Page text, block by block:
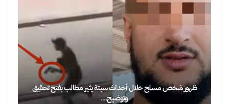
ظهور شخص مسلح خلال أحداث سبتة يثير مطالب بفتح تحقيق
وتوضيح…